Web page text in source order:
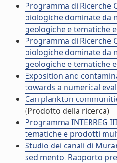
Programma di Ricerche
biologiche dominate da
geologiche e tematiche
Programma di Ricerche
biologiche dominate da
geologiche e tematiche
Exposition and
towards a numerical
Can plankton
(Prodotto della ricerca)
Programma INTERREG
tematiche e prodotti
Studio dei canali di
sedimento. Rapporto